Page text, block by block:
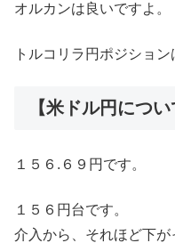
オルカンは良いですよ。
トルコリラ円ポジション
【米ドル円につい
１５６.６９円です。
１５６円台です。
介入から、それほど下が